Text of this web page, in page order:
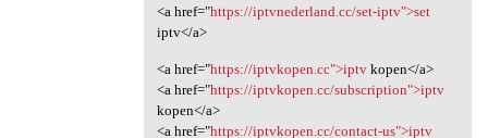
<a href="https://iptvnederland.cc/set-iptv">set
iptv</a>
<a href="https://iptvkopen.cc">iptvkopen</a>
<a href="https://iptvkopen.cc/subscription">iptv
kopen</a>
<a href="https://iptvkopen.cc/contact-us">iptv